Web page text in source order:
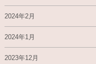
2024年2月
2024年1月
2023年12月